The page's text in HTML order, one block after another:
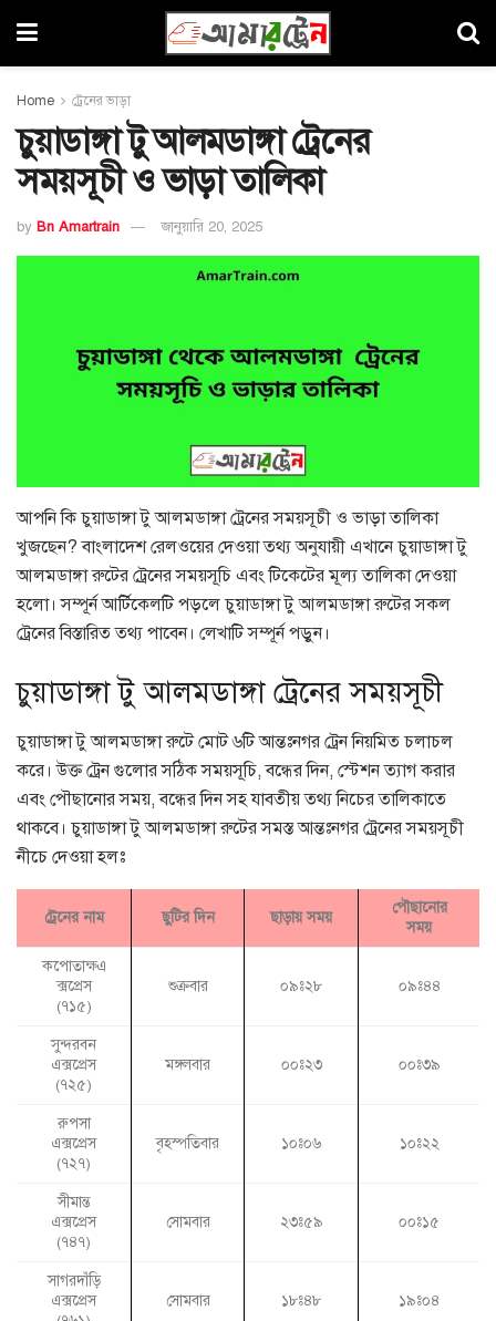
Home ট্রেনের ভাড়া
চুয়াডাঙ্গা টু আলমডাঙ্গা ট্রেনের
সময়সূচী ও ভাড়া তালিকা
by Bn Amartrain জানুয়ারি 20, 2025
আপনি কি চুয়াডাঙ্গা টু আলমডাঙ্গা ট্রেনের সময়সূচী ও ভাড়া তালিকা
খুজছেন? বাংলাদেশ রেলওয়ের দেওয়া তথ্য অনুযায়ী এখানে চুয়াডাঙ্গা টু
আলমডাঙ্গা রুটের ট্রেনের সময়সূচি এবং টিকেটের মূল্য তালিকা দেওয়া
হলো। সম্পূর্ন আর্টিকেলটি পড়লে চুয়াডাঙ্গা টু আলমডাঙ্গা রুটের সকল
ট্রেনের বিস্তারিত তথ্য পাবেন। লেখাটি সম্পূর্ন পড়ুন।
চুয়াডাঙ্গা টু আলমডাঙ্গা ট্রেনের সময়সূচী
চুয়াডাঙ্গা টু আলমডাঙ্গা রুটে মোট ৬টি আন্তঃনগর ট্রেন নিয়মিত চলাচল
করে। উক্ত ট্রেন গুলোর সঠিক সময়সূচি, বন্ধের দিন, স্টেশন ত্যাগ করার
এবং পৌছানোর সময়, বন্ধের দিন সহ যাবতীয় তথ্য নিচের তালিকাতে
থাকবে। চুয়াডাঙ্গা টু আলমডাঙ্গা রুটের সমস্ত আন্তঃনগর ট্রেনের সময়সূচী
নীচে দেওয়া হলঃ
ট্রেনের নাম ছুটির দিন ছাড়ায় সময়
পৌছানোর
সময়
কপোতাক্ষএ
ক্সপ্রেস
(৭১৫)
শুক্রবার ০৯ঃ২৮ ০৯ঃ৪৪
সুন্দরবন
এক্সপ্রেস
(৭২৫)
মঙ্গলবার ০০ঃ২৩ ০০ঃ৩৯
রুপসা
এক্সপ্রেস
(৭২৭)
বৃহস্পতিবার ১০ঃ০৬ ১০ঃ২২
সীমান্ত
এক্সপ্রেস
(৭৪৭)
সোমবার ২৩ঃ৫৯ ০০ঃ১৫
সাগরদাঁড়ি
এক্সপ্রেস
সোমবার ১৮ঃ৪৮ ১৯ঃ০৪